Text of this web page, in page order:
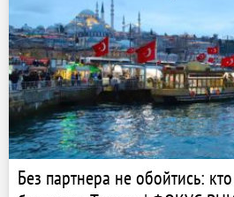
Без партнера не обойтись: